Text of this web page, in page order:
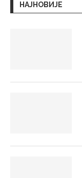
НАЈНОВИЈЕ